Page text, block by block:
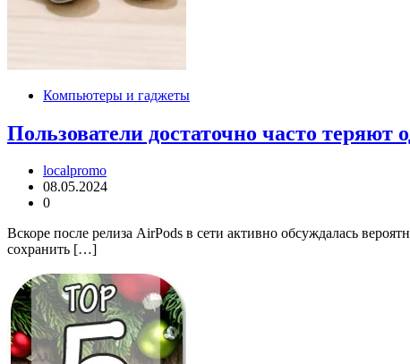
Компьютеры и гаджеты
Пользователи достаточно часто
localpromo
08.05.2024
0
Вскоре после релиза AirPods в сети активно обсуждалась
сохранить […]